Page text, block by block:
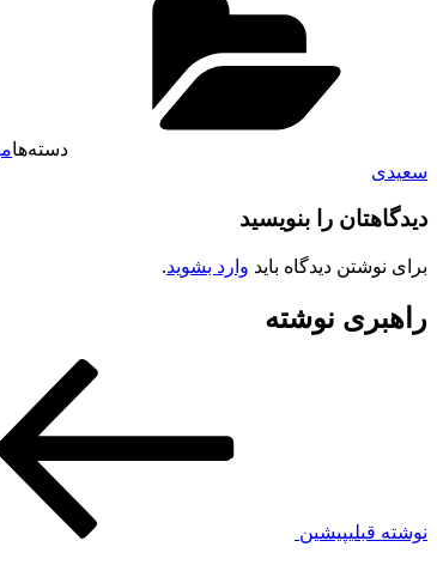
دسته‌ها
سعیدی
دیدگاهتان را بنویسید
برای نوشتن دیدگاه باید وارد بشوید.
راهبری نوشته
نوشته قبلیپیشین